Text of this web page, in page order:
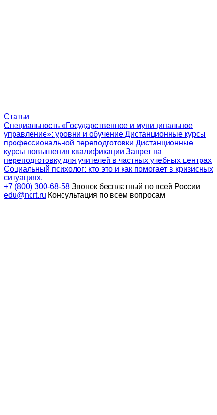
Статьи
Специальность «Государственное и муниципальное
управление»: уровни и обучение Дистанционные курсы
профессиональной переподготовки Дистанционные
курсы повышения квалификации Запрет на
переподготовку для учителей в частных учебных центрах
Социальный психолог: кто это и как помогает в кризисных
ситуациях.
+7 (800) 300-68-58 Звонок бесплатный по всей России
edu@ncrt.ru Консультация по всем вопросам